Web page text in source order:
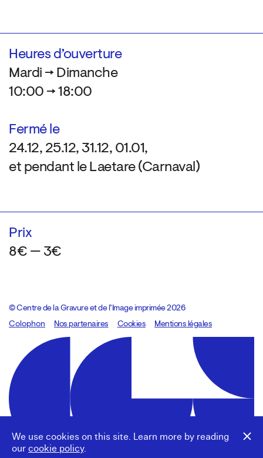
We use cookies on this site. Learn more by reading
our cookie policy.
Heures d’ouverture
Mardi → Dimanche
10:00 → 18:00
Fermé le
24.12, 25.12, 31.12, 01.01,
et pendant le Laetare (Carnaval)
Prix
8€ — 3€
© Centre de la Gravure et de l’Image imprimée 2026
Colophon
Design:Marcel Kaczmarek, code:8080.studio
Nos partenaires Cookies Mentions légales